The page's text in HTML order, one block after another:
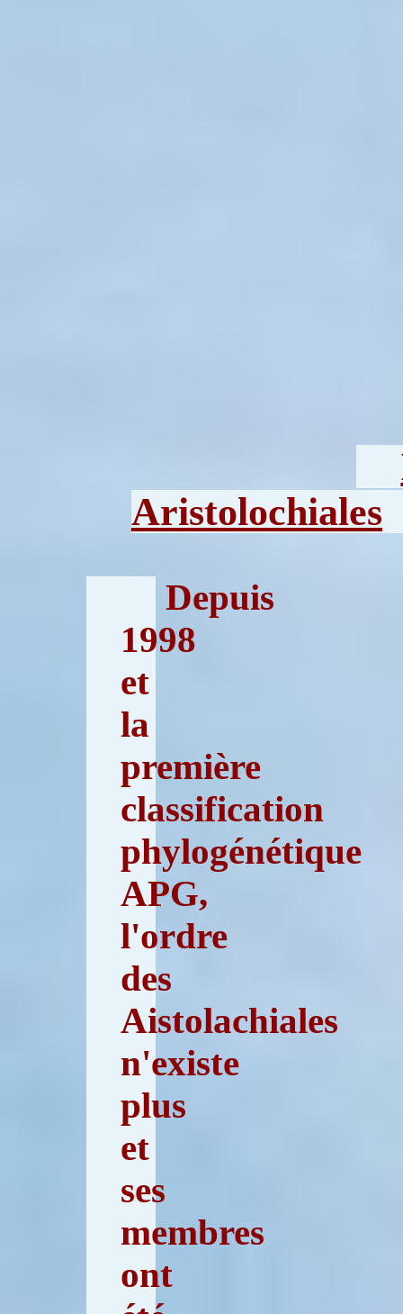
Aristolochiales
Depuis
1998
et
la
première
classification
phylogénétique
APG,
l'ordre
des
Aistolachiales
n'existe
plus
et
ses
membres
ont